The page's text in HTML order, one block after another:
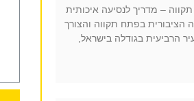
– מדריך לנסיעה איכותית
הציבורית בפתח תקווה והצורך
הרביעית בגודלה בישראל,